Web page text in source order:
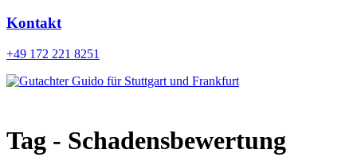
Kontakt
+49 172 221 8251
Tag - Schadensbewertung